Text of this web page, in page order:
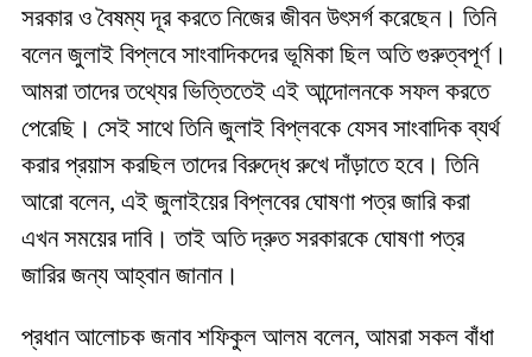
সরকার ও বৈষম্য দূর করতে নিজের জীবন উৎসর্গ করেছেন। তিনি
বলেন জুলাই বিপ্লবে সাংবাদিকদের ভূমিকা ছিল অতি গুরুত্বপূর্ণ।
আমরা তাদের তথ্যের ভিত্তিতেই এই আন্দোলনকে সফল করতে
পেরেছি। সেই সাথে তিনি জুলাই বিপ্লবকে যেসব সাংবাদিক ব্যর্থ
করার প্রয়াস করছিল তাদের বিরুদ্ধে রুখে দাঁড়াতে হবে। তিনি
আরো বলেন, এই জুলাইয়ের বিপ্লবের ঘোষণা পত্র জারি করা
এখন সময়ের দাবি। তাই অতি দ্রুত সরকারকে ঘোষণা পত্র
জারির জন্য আহ্বান জানান।
প্রধান আলোচক জনাব শফিকুল আলম বলেন, আমরা সকল বাঁধা